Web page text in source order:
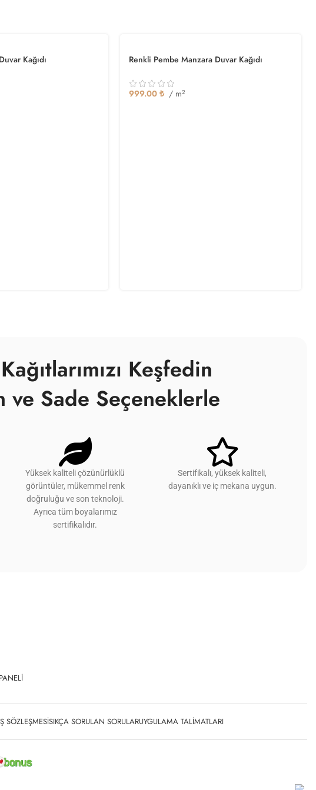
Kağıdı Renkli Pembe Manzara Duvar Kağıdı
999.00 ₺ / m2
Keşfedin
ve Sade Seçeneklerle
Yüksek kaliteli çözünürlüklü
görüntüler, mükemmel renk
doğruluğu ve son teknoloji.
Ayrıca tüm boyalarımız
sertifikalıdır.
Sertifikalı, yüksek kaliteli,
dayanıklı ve iç mekana uygun.
SÖZLEŞMESISIKÇA SORULAN SORULARUYGULAMA TALIMATLARI